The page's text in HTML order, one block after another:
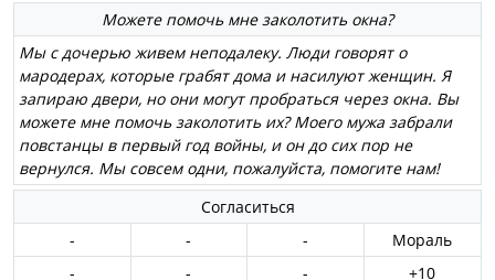
Можете помочь мне заколотить окна?
Мы с дочерью живем неподалеку. Люди говорят о
мародерах, которые грабят дома и насилуют женщин. Я
запираю двери, но они могут пробраться через окна. Вы
можете мне помочь заколотить их? Моего мужа забрали
повстанцы в первый год войны, и он до сих пор не
вернулся. Мы совсем одни, пожалуйста, помогите нам!
Согласиться
-
- -
Мораль
-
- - +10